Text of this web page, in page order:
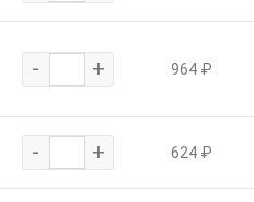
- + 964 ₽
- + 624 ₽